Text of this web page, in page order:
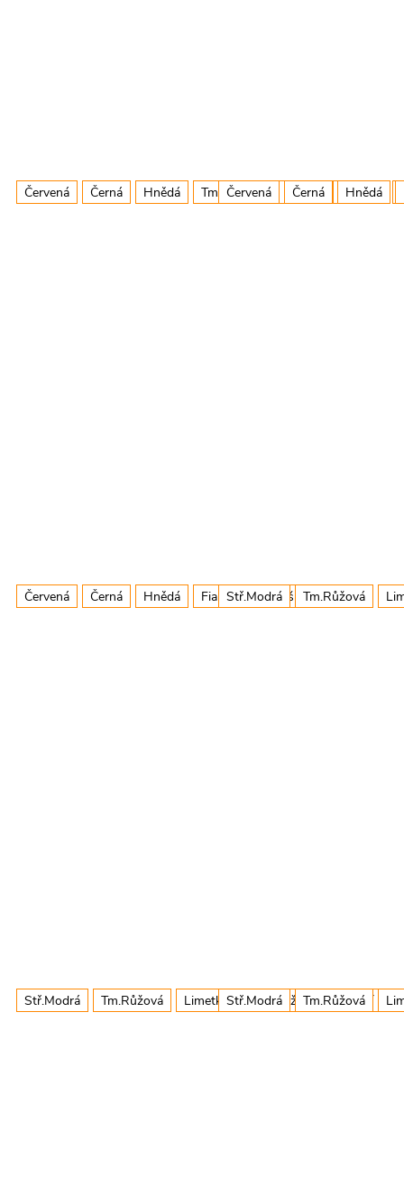
Červená Černá Hnědá Tm.Růžová Zelená Fialová
Červená Černá Hnědá
Červená Černá Hnědá Fialová + další
Stř.Modrá Tm.Růžová
Stř.Modrá Tm.Růžová Limetková Oranžová + další
Stř.Modrá Tm.Růžová